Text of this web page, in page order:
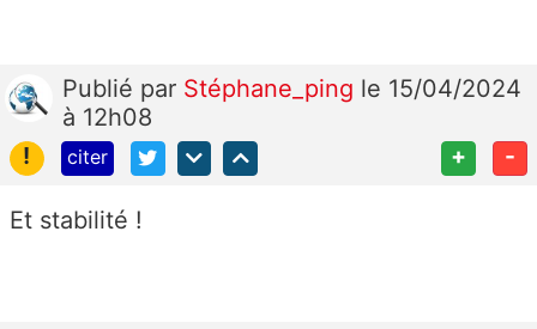
Publié par Stéphane_ping le 15/04/2024
à 12h08
!
citer + -
Et stabilité !